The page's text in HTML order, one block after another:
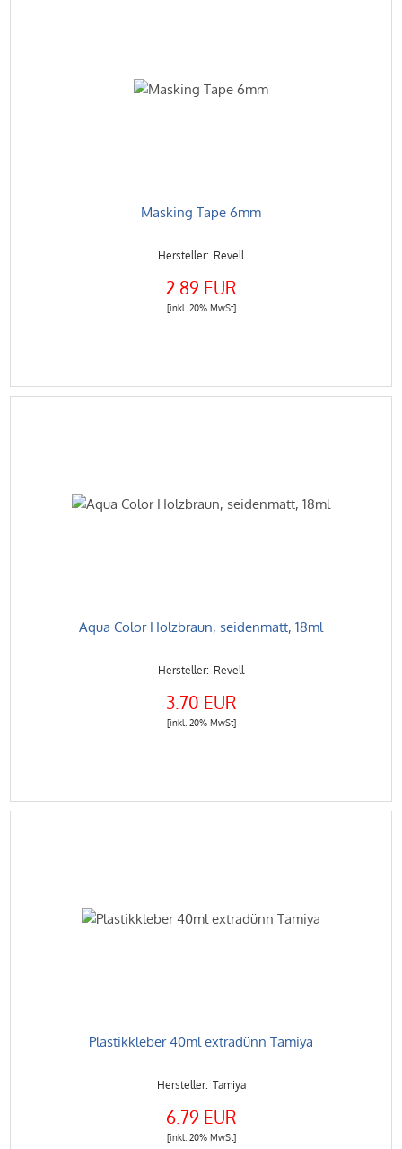
Masking Tape 6mm
Revell
2.89 EUR
[inkl. 20% MwSt]
Aqua Color Holzbraun, seidenmatt, 18ml
Revell
3.70 EUR
[inkl. 20% MwSt]
Plastikkleber 40ml extradünn Tamiya
Tamiya
6.79 EUR
[inkl. 20% MwSt]